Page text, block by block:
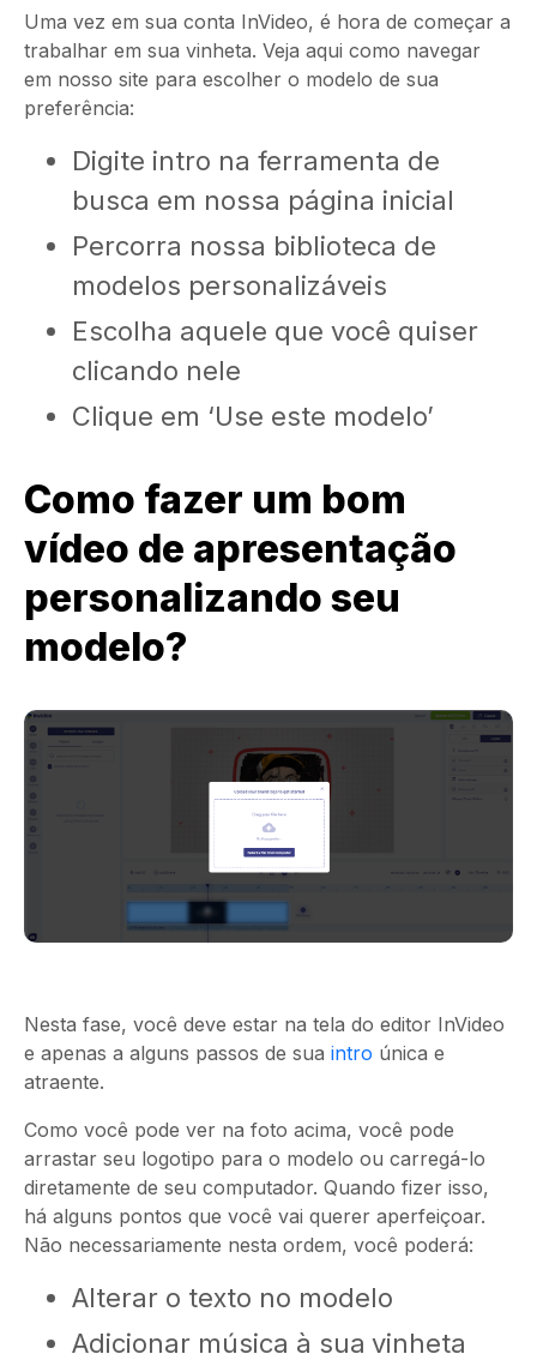
Uma vez em sua conta InVideo, é hora de começar a
trabalhar em sua vinheta. Veja aqui como navegar
em nosso site para escolher o modelo de sua
preferência:
Digite intro na ferramenta de
busca em nossa página inicial
Percorra nossa biblioteca de
modelos personalizáveis
Escolha aquele que você quiser
clicando nele
Clique em ‘Use este modelo’
Como fazer um bom
vídeo de apresentação
personalizando seu
modelo?
Nesta fase, você deve estar na tela do editor InVideo
e apenas a alguns passos de sua intro única e
atraente.
Como você pode ver na foto acima, você pode
arrastar seu logotipo para o modelo ou carregá-lo
diretamente de seu computador. Quando fizer isso,
há alguns pontos que você vai querer aperfeiçoar.
Não necessariamente nesta ordem, você poderá:
Alterar o texto no modelo
Adicionar música à sua vinheta